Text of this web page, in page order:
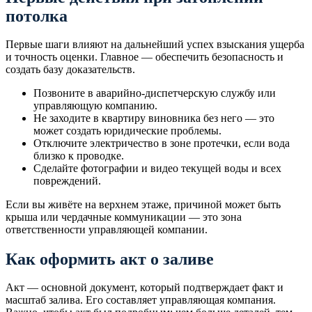
потолка
Первые шаги влияют на дальнейший успех взыскания ущерба
и точность оценки. Главное — обеспечить безопасность и
создать базу доказательств.
Позвоните в аварийно-диспетчерскую службу или
управляющую компанию.
Не заходите в квартиру виновника без него — это
может создать юридические проблемы.
Отключите электричество в зоне протечки, если вода
близко к проводке.
Сделайте фотографии и видео текущей воды и всех
повреждений.
Если вы живёте на верхнем этаже, причиной может быть
крыша или чердачные коммуникации — это зона
ответственности управляющей компании.
Как оформить акт о заливе
Акт — основной документ, который подтверждает факт и
масштаб залива. Его составляет управляющая компания.